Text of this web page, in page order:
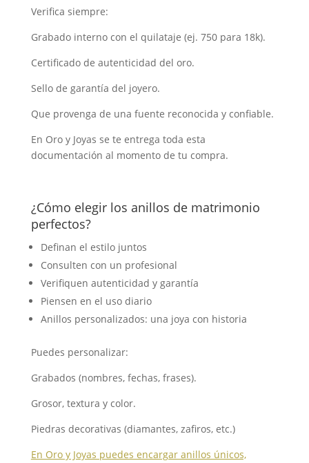
Verifica siempre:
Grabado interno con el quilataje (ej. 750 para 18k).
Certificado de autenticidad del oro.
Sello de garantía del joyero.
Que provenga de una fuente reconocida y confiable.
En Oro y Joyas se te entrega toda esta
documentación al momento de tu compra.
¿Cómo elegir los anillos de matrimonio
perfectos?
Definan el estilo juntos
Consulten con un profesional
Verifiquen autenticidad y garantía
Piensen en el uso diario
Anillos personalizados: una joya con historia
Puedes personalizar:
Grabados (nombres, fechas, frases).
Grosor, textura y color.
Piedras decorativas (diamantes, zafiros, etc.)
En Oro y Joyas puedes encargar anillos únicos,